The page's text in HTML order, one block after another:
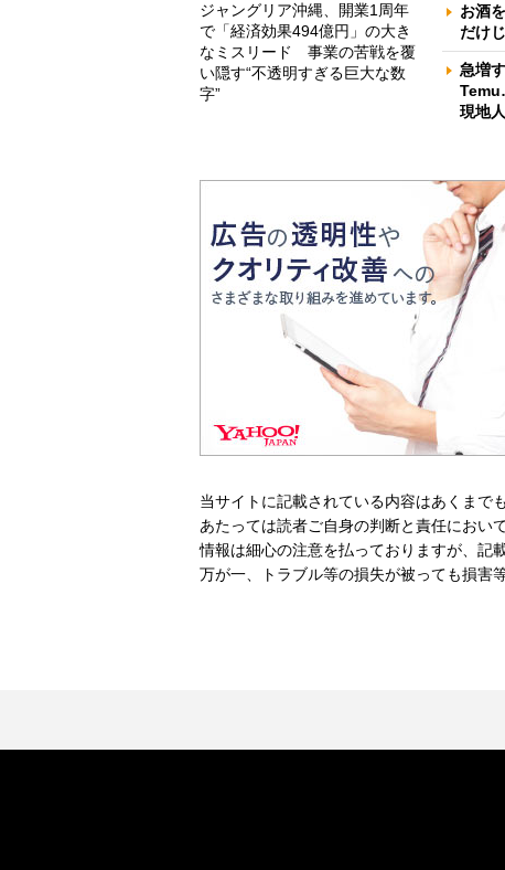
ジャングリア沖縄、開業1周年
で「経済効果494億円」の大き
なミスリード 事業の苦戦を覆
い隠す“不透明すぎる巨大な数
字”
お酒
だけ
急増
現地
当サイトに記載されている内容はあくまで
あたっては読者ご自身の判断と責任におい
情報は細心の注意を払っておりますが、記
万が一、トラブル等の損失が被っても損害